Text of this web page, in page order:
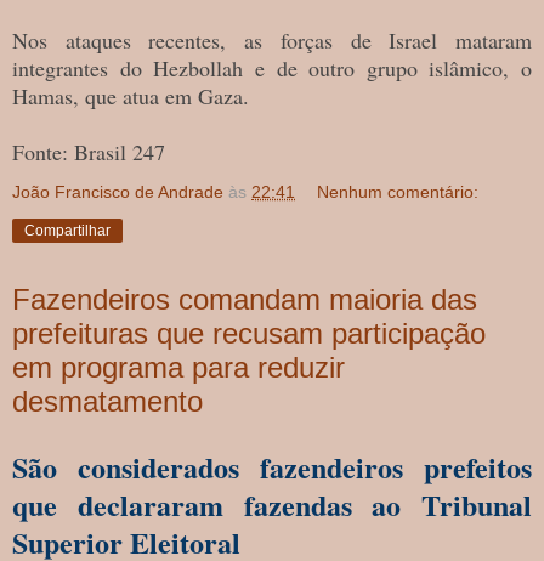
Nos ataques recentes, as forças de Israel mataram
integrantes do Hezbollah e de outro grupo islâmico, o
Hamas, que atua em Gaza.
Fonte: Brasil 247
João Francisco de Andrade às 22:41 Nenhum comentário:
Compartilhar
Fazendeiros comandam maioria das
prefeituras que recusam participação
em programa para reduzir
desmatamento
São considerados fazendeiros prefeitos
que declararam fazendas ao Tribunal
Superior Eleitoral